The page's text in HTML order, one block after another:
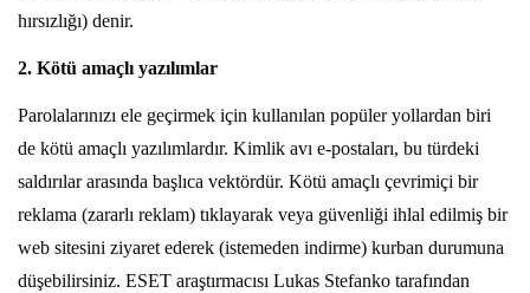
hırsızlığı) denir.
2. Kötü amaçlı yazılımlar
Parolalarınızı ele geçirmek için kullanılan popüler yollardan biri
de kötü amaçlı yazılımlardır. Kimlik avı e-postaları, bu türdeki
saldırılar arasında başlıca vektördür. Kötü amaçlı çevrimiçi bir
reklama (zararlı reklam) tıklayarak veya güvenliği ihlal edilmiş bir
web sitesini ziyaret ederek (istemeden indirme) kurban durumuna
düşebilirsiniz. ESET araştırmacısı Lukas Stefanko tarafından